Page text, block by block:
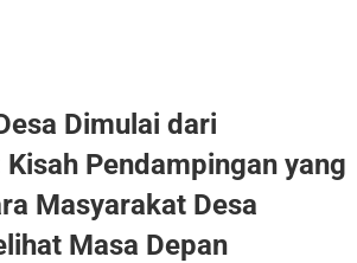
Dimulai dari
Pendampingan yang
Masyarakat Desa
Masa Depan